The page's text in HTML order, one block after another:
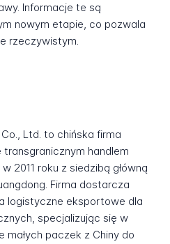
Informacje te są
nowym etapie, co pozwala
rzeczywistym.
Ltd. to chińska firma
handlem
2011 roku z siedzibą główną
Firma dostarcza
logistyczne eksportowe dla
specjalizując się w
małych paczek z Chiny do